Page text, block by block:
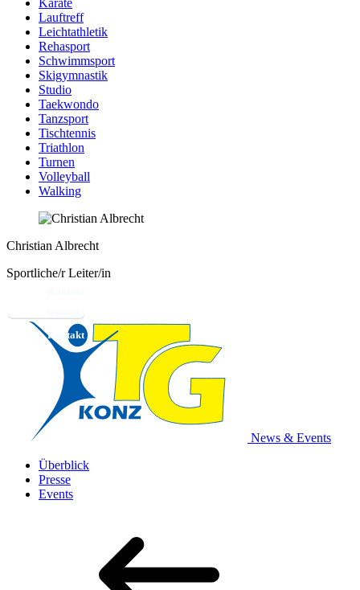
Karate
Lauftreff
Leichtathletik
Rehasport
Schwimmsport
Skigymnastik
Studio
Taekwondo
Tanzsport
Tischtennis
Triathlon
Turnen
Volleyball
Walking
Christian Albrecht
Sportliche/r Leiter/in
News & Events
Überblick
Presse
Events